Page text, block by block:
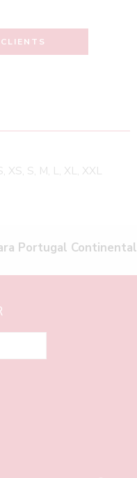
XS, S, M, L, XL, XXL
Portugal Continental